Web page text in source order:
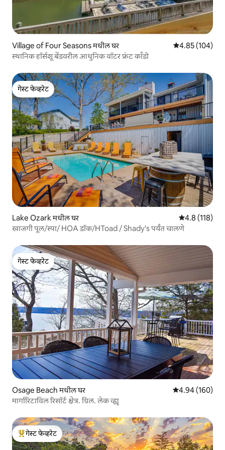
Village of Four Seasons मधील घर 5 पैकी 4.85
4.85 (104)
स्थानिक हॉर्सशू बेंडवरील आधुनिक वॉटर फ्रंट काँडो
गेस्ट फेव्हरेट
गेस्ट फेव्हरेट
Lake Ozark मधील घर 5 पैकी 4.8
4.8 (118)
खाजगी पूल/स्पा/ HOA डॉक/HToad / Shady's पर्यंत चालणे
गेस्ट फेव्हरेट
गेस्ट फेव्हरेट
Osage Beach मधील घर 5 पैकी 4.94
4.94 (160)
मार्गारिटाविल रिसॉर्ट क्षेत्र. ग्रिल. लेक व्ह्यू
टॉप गेस्ट फेव्हरेट
गेस्ट फेव्हरेट